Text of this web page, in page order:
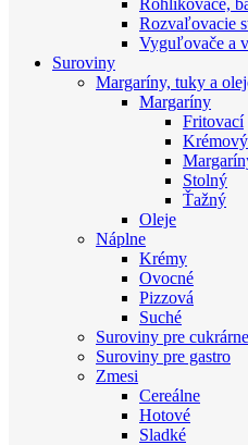
Rozvaľovacie
Vyguľovače a
Suroviny
Margaríny, tuky a
Margaríny
Fritovací
Krémový
Stolný
Ťažný
Oleje
Náplne
Krémy
Ovocné
Pizzová
Suché
Suroviny pre cukrárne
Suroviny pre gastro
Zmesi
Cereálne
Hotové
Sladké